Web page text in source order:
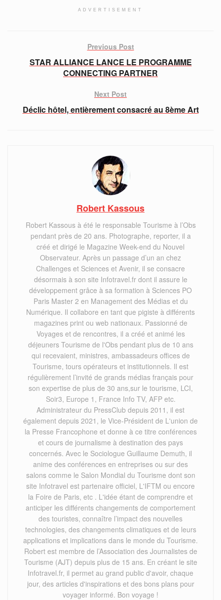
ADVERTISEMENT
Previous Post
STAR ALLIANCE LANCE LE PROGRAMME
CONNECTING PARTNER
Next Post
Déclic hôtel, entièrement consacré au 8ème Art
Robert Kassous
Robert Kassous à été le responsable Tourisme à l’Obs
pendant près de 20 ans. Photographe, reporter, il a
créé et dirigé le Magazine Week-end du Nouvel
Observateur. Après un passage d’un an chez
Challenges et Sciences et Avenir, il se consacre
désormais à son site Infotravel.fr dont il assure le
développement grâce à sa formation à Sciences PO
Paris Master 2 en Management des Médias et du
Numérique. Il collabore en tant que pigiste à différents
magazines print ou web nationaux. Passionné de
Voyages et de rencontres, il a créé et animé les
déjeuners Tourisme de l'Obs pendant plus de 10 ans
qui recevaient, ministres, ambassadeurs offices de
Tourisme, tours opérateurs et institutionnels. Il est
régulièrement l’invité de grands médias français pour
son expertise de plus de 30 ans,sur le tourisme, LCI,
Soir3, Europe 1, France Info TV, AFP etc.
Administrateur du PressClub depuis 2011, il est
également depuis 2021, le Vice-Président de L'union de
la Presse Francophone et donne à ce titre conférences
et cours de journalisme à destination des pays
concernés. Avec le Sociologue Guillaume Demuth, il
anime des conférences en entreprises ou sur des
salons comme le Salon Mondial du Tourisme dont son
site Infotravel est partenaire officiel, L'IFTM ou encore
la Foire de Paris, etc . L'idée étant de comprendre et
anticiper les différents changements de comportement
des touristes, connaître l’impact des nouvelles
technologies, des changements climatiques et de leurs
applications et implications dans le monde du Tourisme.
Robert est membre de l’Association des Journalistes de
Tourisme (AJT) depuis plus de 15 ans. En créant le site
Infotravel.fr, il permet au grand public d'avoir, chaque
jour, des articles d'inspirations et des bons plans pour
voyager informé. Bon voyage !